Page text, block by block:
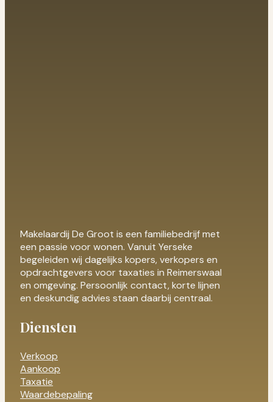
Makelaardij De Groot is een familiebedrijf met
een passie voor wonen. Vanuit Yerseke
begeleiden wij dagelijks kopers, verkopers en
opdrachtgevers voor taxaties in Reimerswaal
en omgeving. Persoonlijk contact, korte lijnen
en deskundig advies staan daarbij centraal.
Diensten
Verkoop
Aankoop
Taxatie
Waardebepaling